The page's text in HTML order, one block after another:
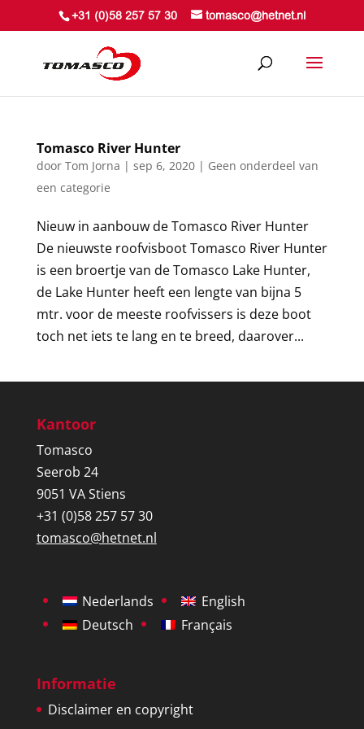
+31 (0)58 257 57 30 tomasco@hetnet.nl
Tomasco River Hunter
door Tom Jorna | sep 6, 2020| Geen onderdeel van
een categorie
Nieuw in aanbouw de Tomasco River Hunter
De nieuwste roofvisboot Tomasco River Hunter
is een broertje van de Tomasco Lake Hunter,
de Lake Hunter heeft een lengte van bijna 5
mtr. voor de meeste roofvissers is deze boot
toch net iets te lang en te breed, daarover...
Kantoor
Tomasco
Seerob 24
9051 VA Stiens
+31 (0)58 257 57 30
tomasco@hetnet.nl
Nederlands
English
Deutsch
Français
Informatie
Disclaimer en copyright